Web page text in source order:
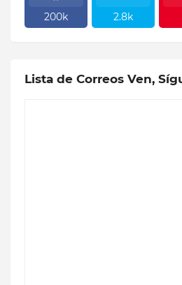
200k 2.8k
Lista de Correos Ven,